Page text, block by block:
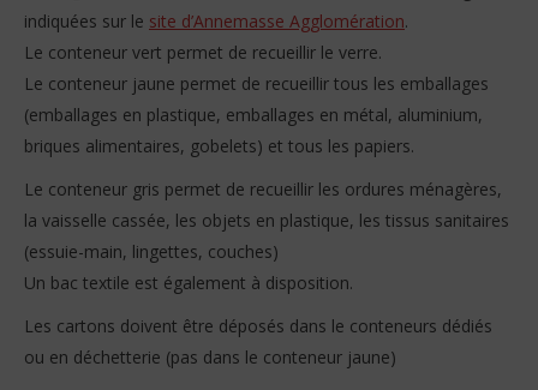
indiquées sur le site d’Annemasse Agglomération.
Le conteneur vert permet de recueillir le verre.
Le conteneur jaune permet de recueillir tous les emballages
(emballages en plastique, emballages en métal, aluminium,
briques alimentaires, gobelets) et tous les papiers.
Le conteneur gris permet de recueillir les ordures ménagères,
la vaisselle cassée, les objets en plastique, les tissus sanitaires
(essuie-main, lingettes, couches)
Un bac textile est également à disposition.
Les cartons doivent être déposés dans le conteneurs dédiés
ou en déchetterie (pas dans le conteneur jaune)